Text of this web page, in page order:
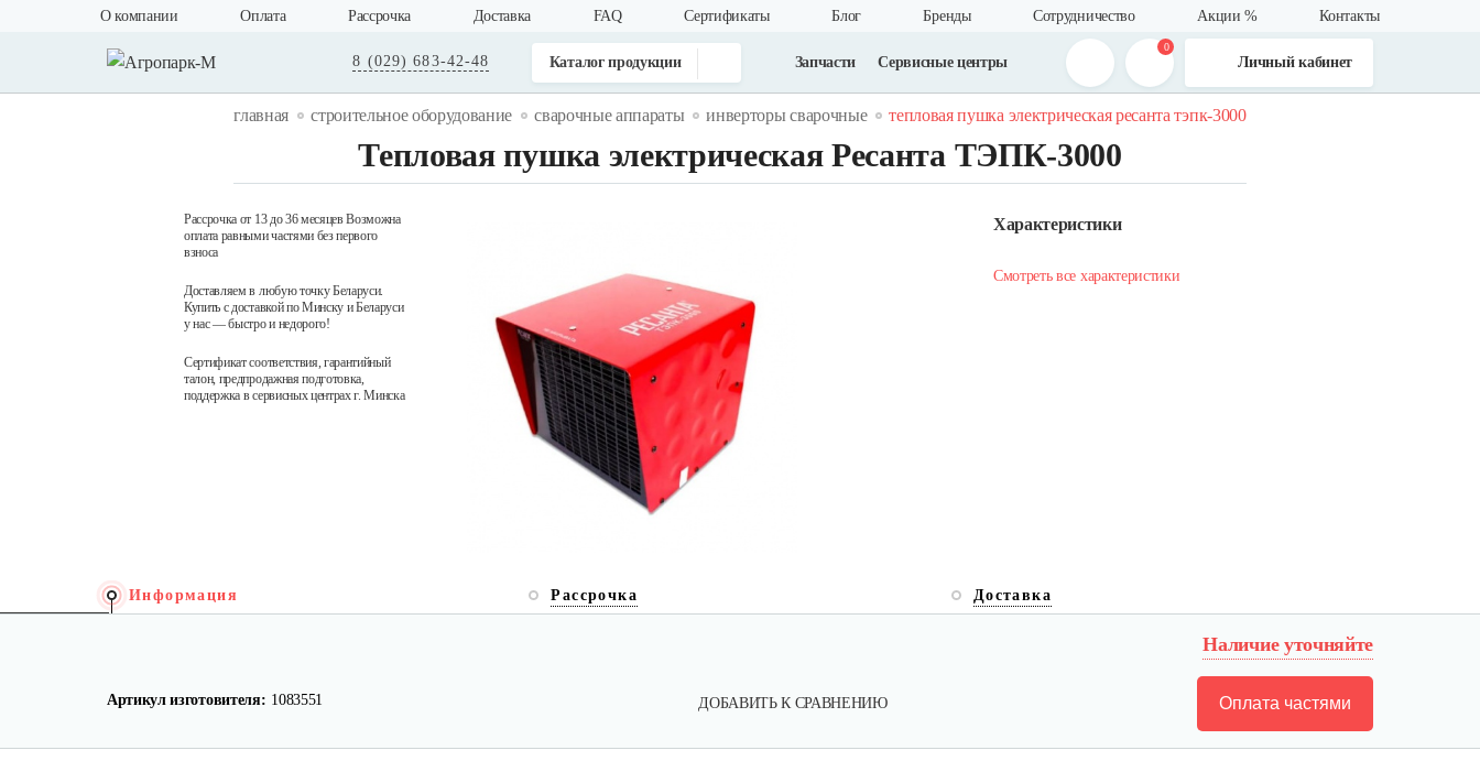
О компании Оплата Рассрочка Доставка FAQ Cертификаты Блог Бренды Сотрудничество Акции % Контакты
8 (029) 683-42-48 Каталог продукции Запчасти Сервисные центры
0
Личный кабинет
главная строительное оборудование сварочные аппараты инверторы сварочные тепловая пушка электрическая ресанта тэпк-3000
Тепловая пушка электрическая Ресанта ТЭПК-3000
Рассрочка от 13 до 36 месяцев Возможна
оплата равными частями без первого
взноса
Доставляем в любую точку Беларуси.
Купить с доставкой по Минску и Беларуси
у нас — быстро и недорого!
Сертификат соответствия, гарантийный
талон, предпродажная подготовка,
поддержка в сервисных центрах г. Минска
Характеристики
Смотреть все характеристики
Информация Рассрочка Доставка
Наличие уточняйте
Артикул изготовителя: 1083551 ДОБАВИТЬ К СРАВНЕНИЮ Оплата частями